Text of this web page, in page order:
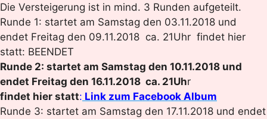
Die Versteigerung ist in mind. 3 Runden aufgeteilt.
Runde 1: startet am Samstag den 03.11.2018 und
endet Freitag den 09.11.2018 ca. 21Uhr findet hier
statt: BEENDET
Runde 2: startet am Samstag den 10.11.2018 und
endet Freitag den 16.11.2018 ca. 21Uhr
findet hier statt: Link zum Facebook Album
Runde 3: startet am Samstag den 17.11.2018 und endet